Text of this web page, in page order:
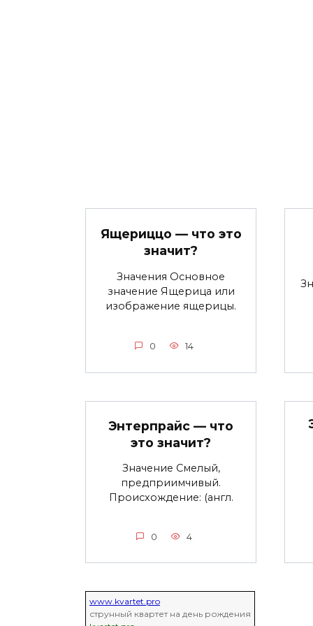
Ящериццо — что это
значит?
Значения Основное
значение Ящерица или
изображение ящерицы.
0 14
Энтерпрайс — что
это значит?
Значение Смелый,
предприимчивый.
Происхождение: (англ.
0 4
www.kvartet.pro
струнный квартет на день рождения